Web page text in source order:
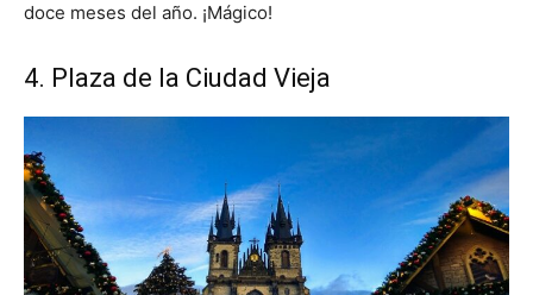
doce meses del año. ¡Mágico!
4. Plaza de la Ciudad Vieja